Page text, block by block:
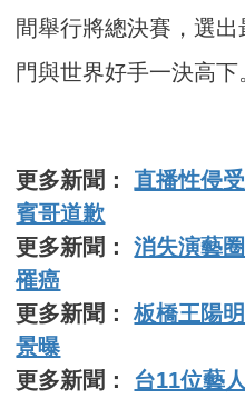
間舉行將總決賽，選
門與世界好手一決高下
更多新聞： 直播性侵
賓哥道歉
更多新聞：消失演藝
罹癌
更多新聞：板橋王陽
景曝
更多新聞： 台11位藝